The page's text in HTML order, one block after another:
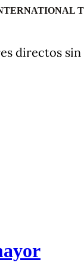
directos